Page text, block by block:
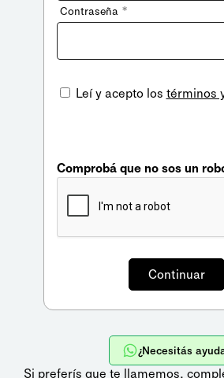
Contraseña *
Leí y acepto los términos
Comprobá que no sos un
¿Necesitás
Si preferís que te llamemos,